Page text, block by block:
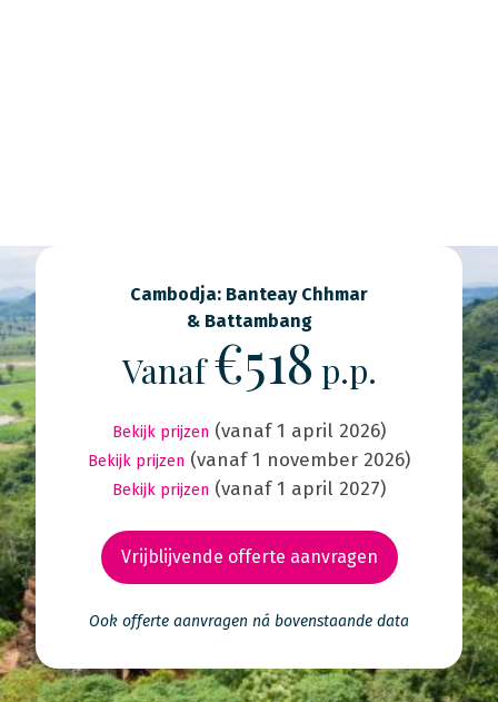
Cambodja: Banteay Chhmar
& Battambang
Vanaf€518 p.p.
Bekijk prijzen (vanaf 1 april 2026)
Bekijk prijzen (vanaf 1 november 2026)
Bekijk prijzen (vanaf 1 april 2027)
Vrijblijvende offerte aanvragen
Ook offerte aanvragen ná bovenstaande data